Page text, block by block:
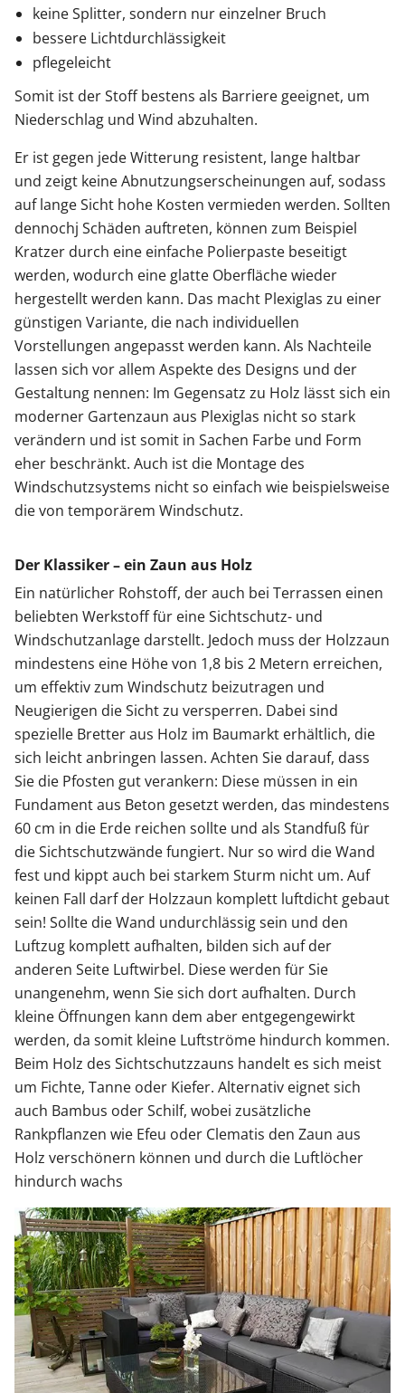
keine Splitter, sondern nur einzelner Bruch
bessere Lichtdurchlässigkeit
pflegeleicht
Somit ist der Stoff bestens als Barriere geeignet, um
Niederschlag und Wind abzuhalten.
Er ist gegen jede Witterung resistent, lange haltbar
und zeigt keine Abnutzungserscheinungen auf, sodass
auf lange Sicht hohe Kosten vermieden werden. Sollten
dennochj Schäden auftreten, können zum Beispiel
Kratzer durch eine einfache Polierpaste beseitigt
werden, wodurch eine glatte Oberfläche wieder
hergestellt werden kann. Das macht Plexiglas zu einer
günstigen Variante, die nach individuellen
Vorstellungen angepasst werden kann. Als Nachteile
lassen sich vor allem Aspekte des Designs und der
Gestaltung nennen: Im Gegensatz zu Holz lässt sich ein
moderner Gartenzaun aus Plexiglas nicht so stark
verändern und ist somit in Sachen Farbe und Form
eher beschränkt. Auch ist die Montage des
Windschutzsystems nicht so einfach wie beispielsweise
die von temporärem Windschutz.
Der Klassiker – ein Zaun aus Holz
Ein natürlicher Rohstoff, der auch bei Terrassen einen
beliebten Werkstoff für eine Sichtschutz- und
Windschutzanlage darstellt. Jedoch muss der Holzzaun
mindestens eine Höhe von 1,8 bis 2 Metern erreichen,
um effektiv zum Windschutz beizutragen und
Neugierigen die Sicht zu versperren. Dabei sind
spezielle Bretter aus Holz im Baumarkt erhältlich, die
sich leicht anbringen lassen. Achten Sie darauf, dass
Sie die Pfosten gut verankern: Diese müssen in ein
Fundament aus Beton gesetzt werden, das mindestens
60 cm in die Erde reichen sollte und als Standfuß für
die Sichtschutzwände fungiert. Nur so wird die Wand
fest und kippt auch bei starkem Sturm nicht um. Auf
keinen Fall darf der Holzzaun komplett luftdicht gebaut
sein! Sollte die Wand undurchlässig sein und den
Luftzug komplett aufhalten, bilden sich auf der
anderen Seite Luftwirbel. Diese werden für Sie
unangenehm, wenn Sie sich dort aufhalten. Durch
kleine Öffnungen kann dem aber entgegengewirkt
werden, da somit kleine Luftströme hindurch kommen.
Beim Holz des Sichtschutzzauns handelt es sich meist
um Fichte, Tanne oder Kiefer. Alternativ eignet sich
auch Bambus oder Schilf, wobei zusätzliche
Rankpflanzen wie Efeu oder Clematis den Zaun aus
Holz verschönern können und durch die Luftlöcher
hindurch wachs